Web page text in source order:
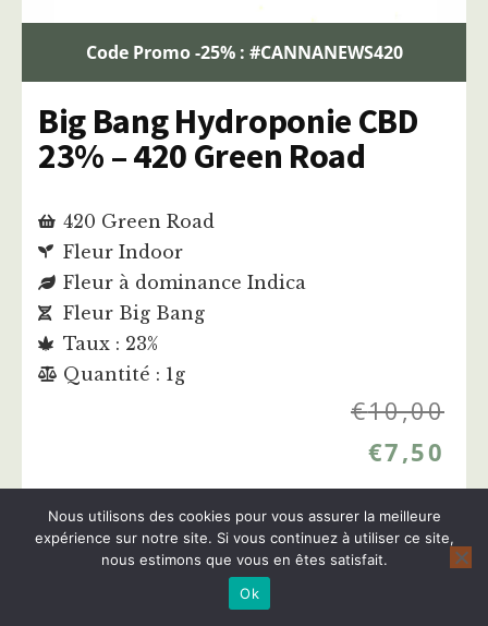
Code Promo -25% : #CANNANEWS420
Big Bang Hydroponie CBD
23% – 420 Green Road
420 Green Road
Fleur Indoor
Fleur à dominance Indica
Fleur Big Bang
Taux : 23%
Quantité : 1g
€10,00
€7,50
Acheter cette fleur
Plus d'infos sur cette fleur CBD
Nous utilisons des cookies pour vous assurer la meilleure
expérience sur notre site. Si vous continuez à utiliser ce site,
nous estimons que vous en êtes satisfait.
Ok